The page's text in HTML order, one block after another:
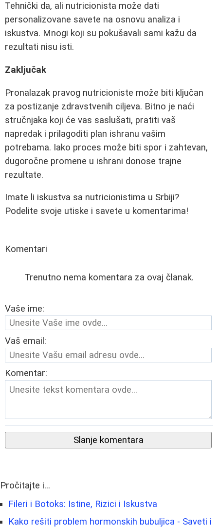
Tehnički da, ali nutricionista može dati
personalizovane savete na osnovu analiza i
iskustva. Mnogi koji su pokušavali sami kažu da
rezultati nisu isti.
Zaključak
Pronalazak pravog nutricioniste može biti ključan
za postizanje zdravstvenih ciljeva. Bitno je naći
stručnjaka koji će vas saslušati, pratiti vaš
napredak i prilagoditi plan ishranu vašim
potrebama. Iako proces može biti spor i zahtevan,
dugoročne promene u ishrani donose trajne
rezultate.
Imate li iskustva sa nutricionistima u Srbiji?
Podelite svoje utiske i savete u komentarima!
Komentari
Trenutno nema komentara za ovaj članak.
Vaše ime:
Vaš email:
Komentar:
Slanje komentara
Pročitajte i...
Fileri i Botoks: Istine, Rizici i Iskustva
Kako rešiti problem hormonskih bubuljica - Saveti i